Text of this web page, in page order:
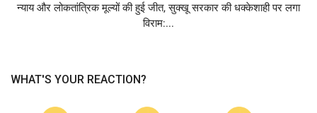
न्याय और लोकतांत्रिक मूल्यों की हुई जीत, सुक्खू सरकार की धक्केशाही पर लगा
विराम:...
WHAT'S YOUR REACTION?